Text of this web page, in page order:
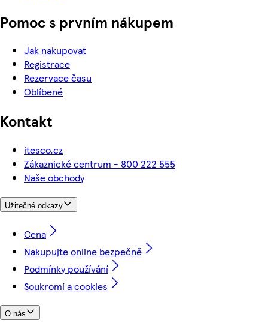
Pomoc s prvním nákupem
Jak nakupovat
Registrace
Rezervace času
Oblíbené
Kontakt
itesco.cz
Zákaznické centrum - 800 222 555
Naše obchody
Užitečné odkazy
Cena
Nakupujte online bezpečně
Podmínky používání
Soukromí a cookies
O nás